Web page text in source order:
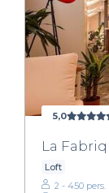
5,0
La
Loft
2 - 450 pers.